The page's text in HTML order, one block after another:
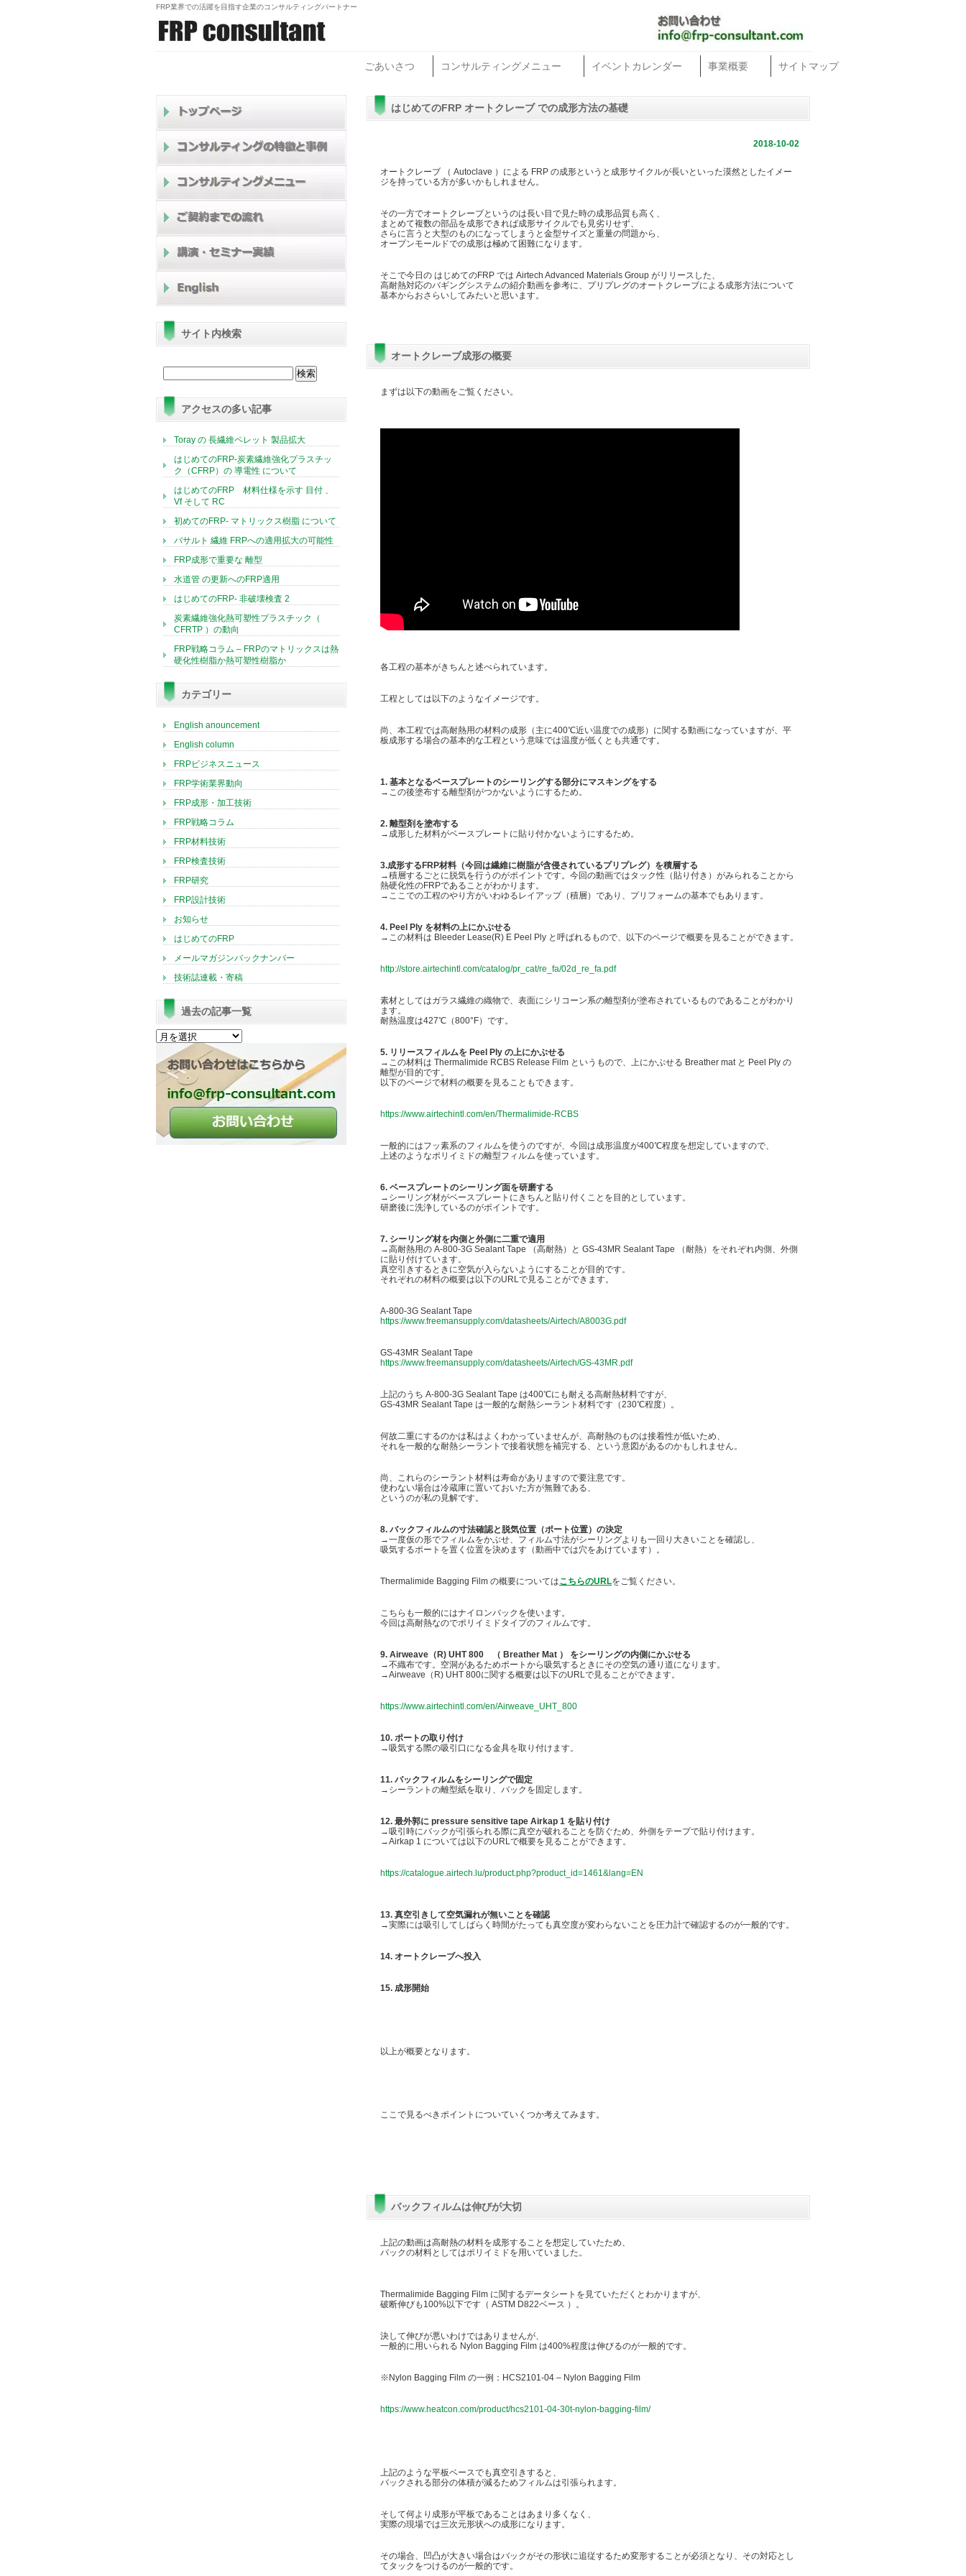
FRP業界での活躍を目指す企業のコンサルティングパートナー
ごあいさつ コンサルティングメニュー イベントカレンダー 事業概要 サイトマップ
はじめてのFRP オートクレーブ での成形方法の基礎
2018-10-02
オートクレーブ （ Autoclave ）による FRP の成形というと成形サイクルが長いといった漠然としたイメー
ジを持っている方が多いかもしれません。
その一方でオートクレーブというのは長い目で見た時の成形品質も高く、
まとめて複数の部品を成形できれば成形サイクルでも見劣りせず、
さらに言うと大型のものになってしまうと金型サイズと重量の問題から、
オープンモールドでの成形は極めて困難になります。
そこで今日の はじめてのFRP では Airtech Advanced Materials Group がリリースした、
高耐熱対応のバギングシステムの紹介動画を参考に、プリプレグのオートクレーブによる成形方法について
基本からおさらいしてみたいと思います。
オートクレーブ成形の概要
まずは以下の動画をご覧ください。
各工程の基本がきちんと述べられています。
工程としては以下のようなイメージです。
尚、本工程では高耐熱用の材料の成形（主に400℃近い温度での成形）に関する動画になっていますが、平
板成形する場合の基本的な工程という意味では温度が低くとも共通です。
1. 基本となるベースプレートのシーリングする部分にマスキングをする
→この後塗布する離型剤がつかないようにするため。
2. 離型剤を塗布する
→成形した材料がベースプレートに貼り付かないようにするため。
3.成形するFRP材料（今回は繊維に樹脂が含侵されているプリプレグ）を積層する
→積層するごとに脱気を行うのがポイントです。今回の動画ではタック性（貼り付き）がみられることから
熱硬化性のFRPであることがわかります。
→ここでの工程のやり方がいわゆるレイアップ（積層）であり、プリフォームの基本でもあります。
4. Peel Ply を材料の上にかぶせる
→この材料は Bleeder Lease(R) E Peel Ply と呼ばれるもので、以下のページで概要を見ることができます。
http://store.airtechintl.com/catalog/pr_cat/re_fa/02d_re_fa.pdf
素材としてはガラス繊維の織物で、表面にシリコーン系の離型剤が塗布されているものであることがわかり
ます。
耐熱温度は427℃（800°F）です。
5. リリースフィルムを Peel Ply の上にかぶせる
→この材料は Thermalimide RCBS Release Film というもので、上にかぶせる Breather mat と Peel Ply の
離型が目的です。
以下のページで材料の概要を見ることもできます。
https://www.airtechintl.com/en/Thermalimide-RCBS
一般的にはフッ素系のフィルムを使うのですが、今回は成形温度が400℃程度を想定していますので、
上述のようなポリイミドの離型フィルムを使っています。
6. ベースプレートのシーリング面を研磨する
→シーリング材がベースプレートにきちんと貼り付くことを目的としています。
研磨後に洗浄しているのがポイントです。
7. シーリング材を内側と外側に二重で適用
→高耐熱用の A-800-3G Sealant Tape （高耐熱）と GS-43MR Sealant Tape （耐熱）をそれぞれ内側、外側
に貼り付けています。
真空引きするときに空気が入らないようにすることが目的です。
それぞれの材料の概要は以下のURLで見ることができます。
A-800-3G Sealant Tape
https://www.freemansupply.com/datasheets/Airtech/A8003G.pdf
GS-43MR Sealant Tape
https://www.freemansupply.com/datasheets/Airtech/GS-43MR.pdf
上記のうち A-800-3G Sealant Tape は400℃にも耐える高耐熱材料ですが、
GS-43MR Sealant Tape は一般的な耐熱シーラント材料です（230℃程度）。
何故二重にするのかは私はよくわかっていませんが、高耐熱のものは接着性が低いため、
それを一般的な耐熱シーラントで接着状態を補完する、という意図があるのかもしれません。
尚、これらのシーラント材料は寿命がありますので要注意です。
使わない場合は冷蔵庫に置いておいた方が無難である、
というのが私の見解です。
8. バックフィルムの寸法確認と脱気位置（ポート位置）の決定
→一度仮の形でフィルムをかぶせ、フィルム寸法がシーリングよりも一回り大きいことを確認し、
吸気するポートを置く位置を決めます（動画中では穴をあけています）。
Thermalimide Bagging Film の概要についてはこちらのURLをご覧ください。
こちらも一般的にはナイロンバックを使います。
今回は高耐熱なのでポリイミドタイプのフィルムです。
9. Airweave（R) UHT 800 （ Breather Mat ） をシーリングの内側にかぶせる
→不織布です。空洞があるためポートから吸気するときにその空気の通り道になります。
→Airweave（R) UHT 800に関する概要は以下のURLで見ることができます。
https://www.airtechintl.com/en/Airweave_UHT_800
10. ポートの取り付け
→吸気する際の吸引口になる金具を取り付けます。
11. バックフィルムをシーリングで固定
→シーラントの離型紙を取り、バックを固定します。
12. 最外郭に pressure sensitive tape Airkap 1 を貼り付け
→吸引時にバックが引張られる際に真空が破れることを防ぐため、外側をテープで貼り付けます。
→Airkap 1 については以下のURLで概要を見ることができます。
https://catalogue.airtech.lu/product.php?product_id=1461&lang=EN
13. 真空引きして空気漏れが無いことを確認
→実際には吸引してしばらく時間がたっても真空度が変わらないことを圧力計で確認するのが一般的です。
14. オートクレーブへ投入
15. 成形開始
以上が概要となります。
ここで見るべきポイントについていくつか考えてみます。
バックフィルムは伸びが大切
上記の動画は高耐熱の材料を成形することを想定していたため、
バックの材料としてはポリイミドを用いていました。
Thermalimide Bagging Film に関するデータシートを見ていただくとわかりますが、
破断伸びも100%以下です（ ASTM D822ベース ）。
決して伸びが悪いわけではありませんが、
一般的に用いられる Nylon Bagging Film は400%程度は伸びるのが一般的です。
※Nylon Bagging Film の一例：HCS2101-04 – Nylon Bagging Film
https://www.heatcon.com/product/hcs2101-04-30t-nylon-bagging-film/
上記のような平板ベースでも真空引きすると、
バックされる部分の体積が減るためフィルムは引張られます。
そして何より成形が平板であることはあまり多くなく、
実際の現場では三次元形状への成形になります。
その場合、凹凸が大きい場合はバックがその形状に追従するため変形することが必須となり、その対応とし
てタックをつけるのが一般的です。
サイト内検索
検
索:
アクセスの多い記事
Toray の 長繊維ペレット 製品拡大
はじめてのFRP-炭素繊維強化プラスチッ
ク（CFRP）の 導電性 について
はじめてのFRP 材料仕様を示す 目付 、
Vf そして RC
初めてのFRP- マトリックス樹脂 について
バサルト 繊維 FRPへの適用拡大の可能性
FRP成形で重要な 離型
水道管 の更新へのFRP適用
はじめてのFRP- 非破壊検査 2
炭素繊維強化熱可塑性プラスチック（
CFRTP ）の動向
FRP戦略コラム – FRPのマトリックスは熱
硬化性樹脂か熱可塑性樹脂か
カテゴリー
English anouncement
English column
FRPビジネスニュース
FRP学術業界動向
FRP成形・加工技術
FRP戦略コラム
FRP材料技術
FRP検査技術
FRP研究
FRP設計技術
お知らせ
はじめてのFRP
メールマガジンバックナンバー
技術誌連載・寄稿
過去の記事一覧
過
去
記
事